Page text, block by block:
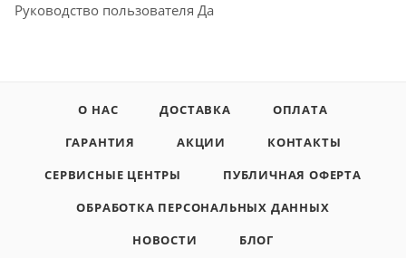
Руководство пользователя Да
О НАС ДОСТАВКА
ОПЛАТА
ГАРАНТИЯ
АКЦИИ
КОНТАКТЫ
СЕРВИСНЫЕ ЦЕНТРЫ
ПУБЛИЧНАЯ ОФЕРТА
ОБРАБОТКА ПЕРСОНАЛЬНЫХ ДАННЫХ
НОВОСТИ
БЛОГ